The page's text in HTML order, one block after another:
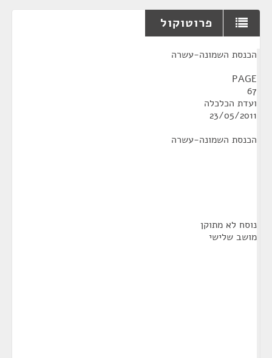
פרוטוקול
הכנסת השמונה-עשרה
PAGE
67
ועדת הכלכלה
23/05/2011
הכנסת השמונה-עשרה
נוסח לא מתוקן
מושב שלישי